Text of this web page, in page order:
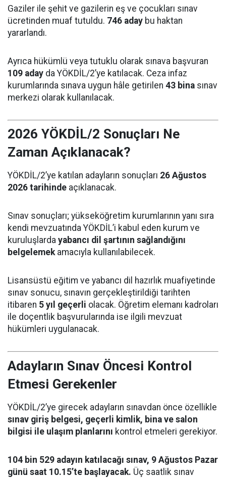
Gaziler ile şehit ve gazilerin eş ve çocukları sınav
ücretinden muaf tutuldu. 746 aday bu haktan
yararlandı.
Ayrıca hükümlü veya tutuklu olarak sınava başvuran
109 aday da YÖKDİL/2’ye katılacak. Ceza infaz
kurumlarında sınava uygun hâle getirilen 43 bina sınav
merkezi olarak kullanılacak.
2026 YÖKDİL/2 Sonuçları Ne
Zaman Açıklanacak?
YÖKDİL/2’ye katılan adayların sonuçları 26 Ağustos
2026 tarihinde açıklanacak.
Sınav sonuçları; yükseköğretim kurumlarının yanı sıra
kendi mevzuatında YÖKDİL’i kabul eden kurum ve
kuruluşlarda yabancı dil şartının sağlandığını
belgelemekamacıyla kullanılabilecek.
Lisansüstü eğitim ve yabancı dil hazırlık muafiyetinde
sınav sonucu, sınavın gerçekleştirildiği tarihten
itibaren 5 yıl geçerli olacak. Öğretim elemanı kadroları
ile doçentlik başvurularında ise ilgili mevzuat
hükümleri uygulanacak.
Adayların Sınav Öncesi Kontrol
Etmesi Gerekenler
YÖKDİL/2’ye girecek adayların sınavdan önce özellikle
sınav giriş belgesi, geçerli kimlik, bina ve salon
bilgisi ile ulaşım planlarını kontrol etmeleri gerekiyor.
104 bin 529 adayın katılacağı sınav, 9 Ağustos Pazar
günü saat 10.15’te başlayacak. Üç saatlik sınav